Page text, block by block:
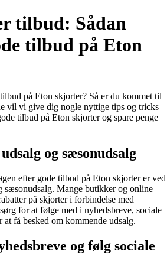
tilbud: Sådan
tilbud på Eton
på Eton skjorter? Så er du kommet til
vil vi give dig nogle nyttige tips og tricks
tilbud på Eton skjorter og spare penge
og sæsonudsalg
efter gode tilbud på Eton skjorter er ved
sæsonudsalg. Mange butikker og online
på skjorter i forbindelse med
for at følge med i nyhedsbreve, sociale
få besked om kommende udsalg.
og følg sociale